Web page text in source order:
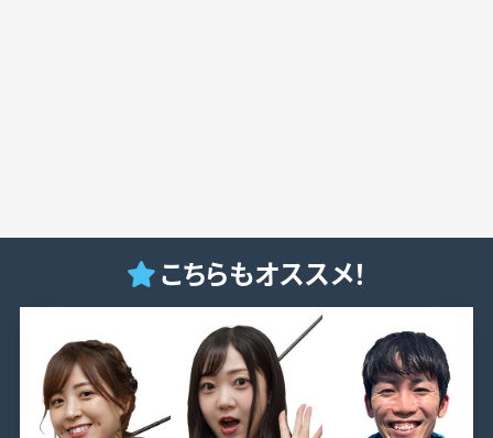
こちらもオススメ！